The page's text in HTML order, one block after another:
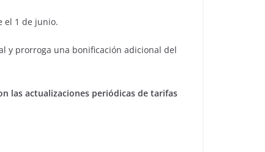
el 1 de junio.
y prorroga una bonificación adicional del
las actualizaciones periódicas de tarifas